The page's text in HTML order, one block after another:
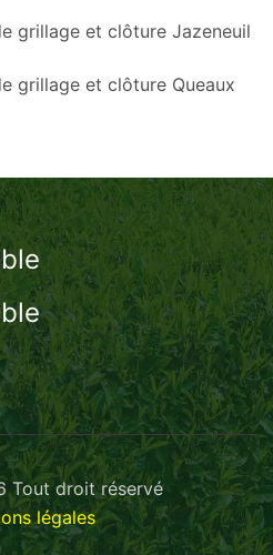
grillage et clôture Jazeneuil
grillage et clôture Queaux
Tout droit réservé
légales